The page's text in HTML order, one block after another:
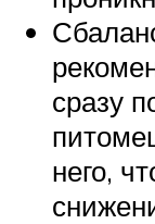
сразу
него,